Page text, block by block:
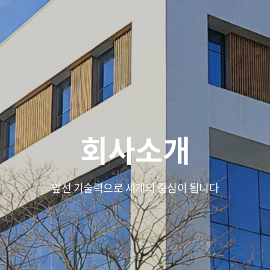
회사소개
앞선 기술력으로 세계의 중심이 됩니다